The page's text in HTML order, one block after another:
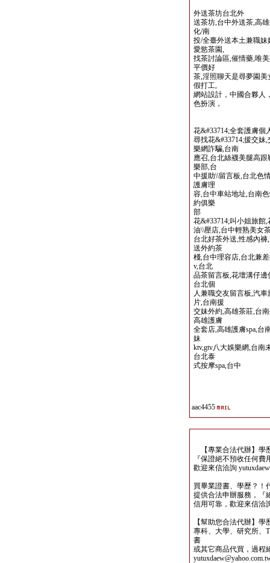
外送茶坊台北外
送茶坊,台中外送茶,高
化/南
投/全臺外送本土兼職
愛慾茶園,
找茶討論區,催情藥,唯
平價好
茶,淫照聊天是尋夢園
假打工,
網站設計，中國合夥人
色扮演，
花&#33714;全套護膚個
尋找花&#33714;援交妹
樂網詐騙,台南
應召,台北絲襪美腿高
樂部,台
中援助\\留言板,台北色
護膚理
容,台中車站地址,台南
約俱樂
部
花&#33714;叫小姐旅館
油\\壓店,台中輕熟美女
台北好茶外送,性感內
送外約茶
棧,台中理容店,台北兼
v,台北
品茶留言板,花壇溝仔
台北個
人兼職交友留言板,汽
片,台南援
交妹外約,高雄茶莊,台
高雄護膚
全套店,高雄護膚spa,台
妹
ktv,gtv八大娛樂網,台南
台北泰
式按摩spa,台中
aac4455
【專業合法代辦】學
『保證絕不預收任何
歡迎來信洽詢
買畢業證書、學歷？！
提供合法申辦服務，『
信用可靠，歡迎來信洽
【幫助您合法代辦】
專科、大學、研究所、
書
或其它商品代買，過程